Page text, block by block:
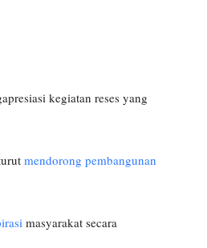
kegiatan reses yang
mendorong pembangunan
masyarakat secara